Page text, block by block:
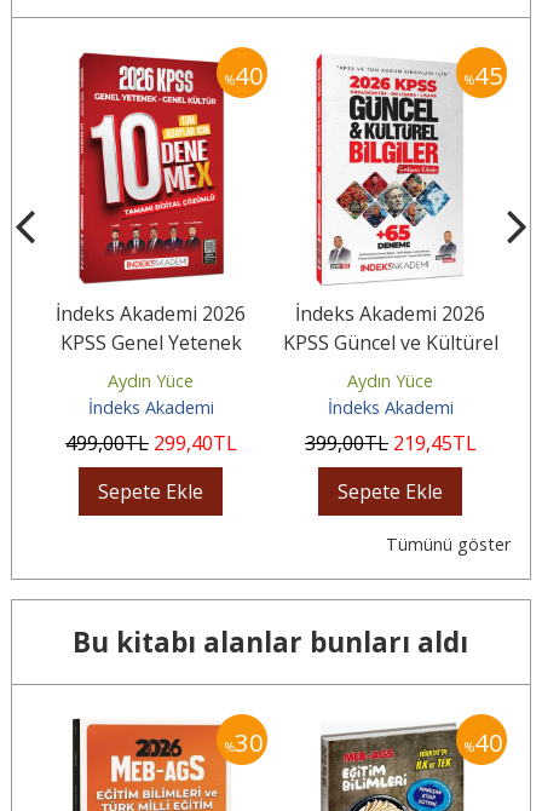
%40
İndeks Akademi 2026
KPSS Genel Yetenek
Genel Kültür 10
DenemeX Çözümlü
Aydın Yüce
İndeks Akademi
499,00TL 299,40TL
Sepete Ekle
%45
İndeks Akademi 2026
KPSS Güncel ve Kültürel
Bilgiler Çalışma Kitabı
(65...
Aydın Yüce
İndeks Akademi
399,00TL 219,45TL
Sepete Ekle
Tümünü göster
Bu kitabı alanlar bunları aldı
%30 %40